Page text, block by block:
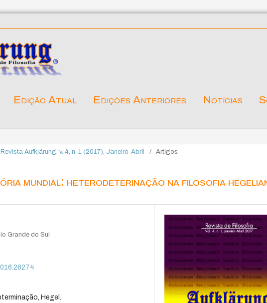
Edição Atual Edições Anteriores Notícias
Aufklärung. v. 4, n. 1 (2017), Janeiro-Abril / Artigos
mundial: heterodeterinação na filosofia
Grande do Sul
Hegel.